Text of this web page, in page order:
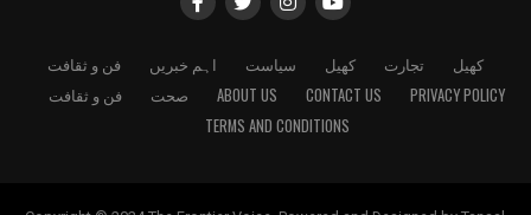
فن و ثقافت اہم خبریں سیاست کھیل تجارت
کھیل
فن و ثقافت
صحت ABOUT US CONTACT US
PRIVACY POLICY
TERMS AND CONDITIONS